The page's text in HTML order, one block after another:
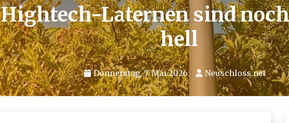
Hightech-Laternen sind
hell
Donnerstag, 7. Mai 2026 Neuschloss.net